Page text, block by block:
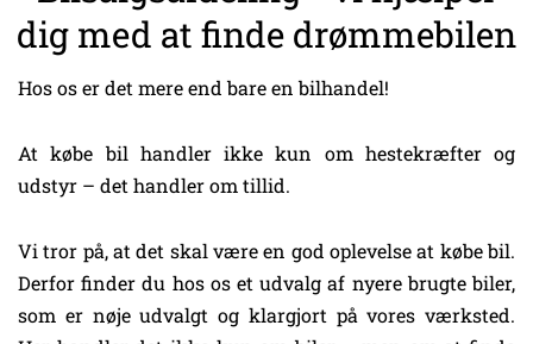
dig med at finde drømmebilen
Hos os er det mere end bare en bilhandel!
At købe bil handler ikke kun om hestekræfter og
udstyr – det handler om tillid.
Vi tror på, at det skal være en god oplevelse at købe bil.
Derfor finder du hos os et udvalg af nyere brugte biler,
som er nøje udvalgt og klargjort på vores værksted.